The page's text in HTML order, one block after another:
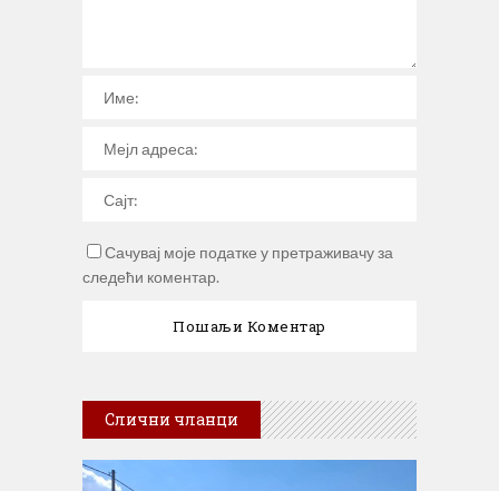
Сачувај моје податке у претраживачу за
следећи коментар.
Слични чланци